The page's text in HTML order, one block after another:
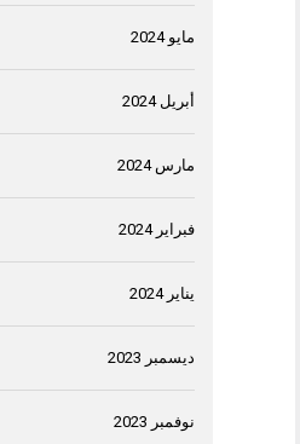
مايو 2024
أبريل 2024
مارس 2024
فبراير 2024
يناير 2024
ديسمبر 2023
نوفمبر 2023